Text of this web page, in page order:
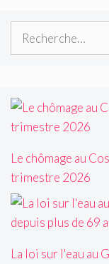
Rechercher :
Le chômage au
trimestre 2026
La loi sur l'eau au